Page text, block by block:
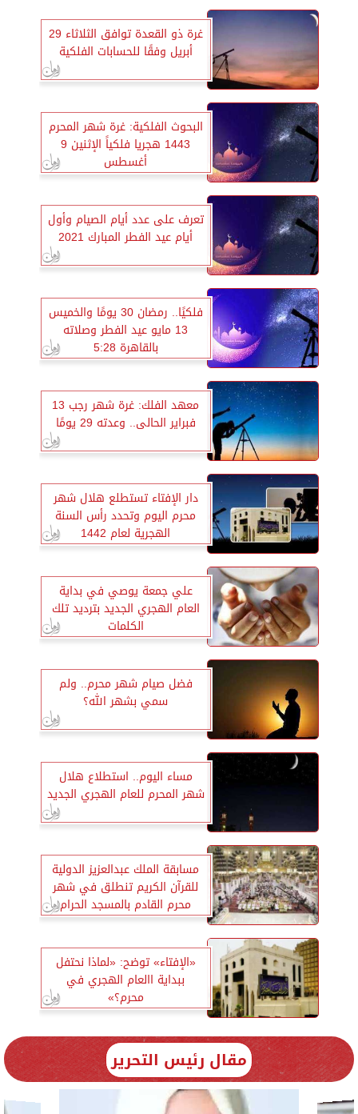
غرة ذو القعدة توافق الثلاثاء 29
أبريل وفقًا للحسابات الفلكية
البحوث الفلكية: غرة شهر المحرم
1443 هجريا فلكياً الإثنين 9
أغسطس
تعرف على عدد أيام الصيام وأول
أيام عيد الفطر المبارك 2021
فلكيًا.. رمضان 30 يومًا والخميس
13 مايو عيد الفطر وصلاته
بالقاهرة 5:28
معهد الفلك: غرة شهر رجب 13
فبراير الحالى.. وعدته 29 يومًا
دار الإفتاء تستطلع هلال شهر
محرم اليوم وتحدد رأس السنة
الهجرية لعام 1442
علي جمعة يوصي في بداية
العام الهجري الجديد بترديد تلك
الكلمات
فضل صيام شهر محرم.. ولم
سمي بشهر الله؟
مساء اليوم.. استطلاع هلال
شهر المحرم للعام الهجري الجديد
مسابقة الملك عبدالعزيز الدولية
للقرآن الكريم تنطلق في شهر
محرم القادم بالمسجد الحرام
«الإفتاء» توضح: «لماذا نحتفل
ببداية االعام الهجري في
محرم؟»
مقال رئيس التحرير